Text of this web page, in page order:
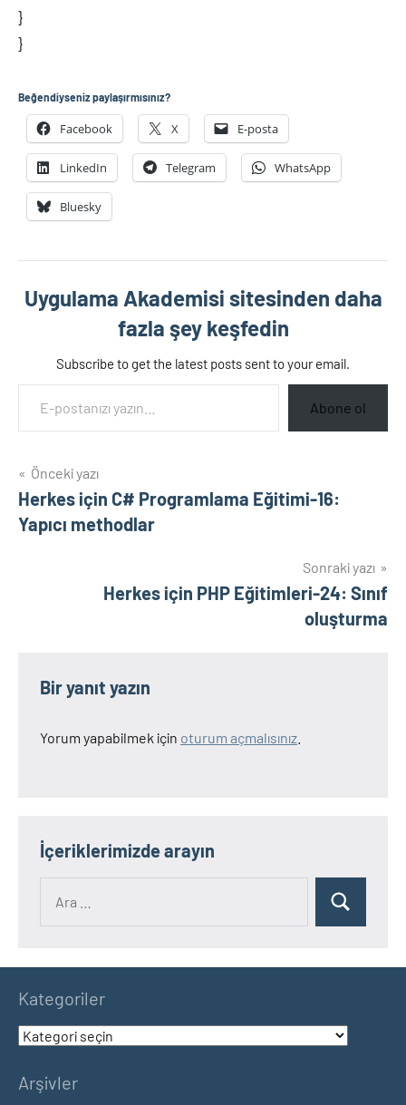
}
}
Beğendiyseniz paylaşırmısınız?
Facebook X E-posta
LinkedIn Telegram WhatsApp
Bluesky
Uygulama Akademisi sitesinden daha
fazla şey keşfedin
Subscribe to get the latest posts sent to your email.
E-postanızı yazın…
Abone ol
Yazı
gezinmesi
Önceki yazı
Herkes için C# Programlama Eğitimi-16:
Yapıcı methodlar
Sonraki yazı
Herkes için PHP Eğitimleri-24: Sınıf
oluşturma
Bir yanıt yazın
Yorum yapabilmek için oturum açmalısınız
İçeriklerimizde arayın
Ara
Kategoriler
Kategoriler
Arşivler